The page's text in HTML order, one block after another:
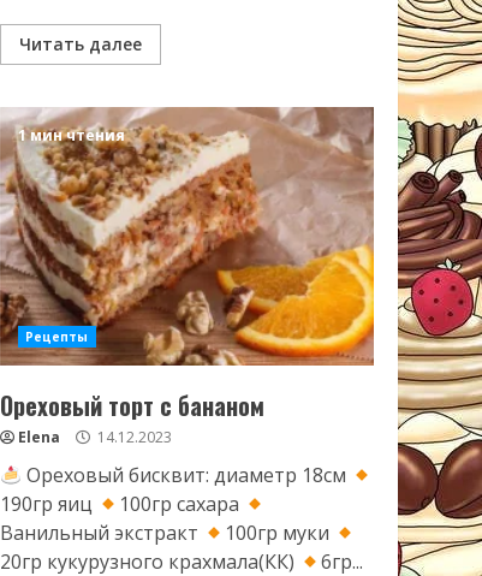
Читать далее
1 мин чтения
Рецепты
Ореховый торт с бананом
Elena 14.12.2023
Ореховый бисквит: диаметр 18см
190гр яиц
100гр сахара
Ванильный экстракт
100гр муки
20гр кукурузного крахмала(КК)
6гр...